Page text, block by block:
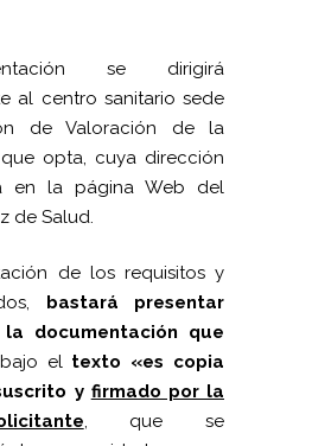
se dirigirá
al centro sanitario sede
de Valoración de la
opta, cuya dirección
en la página Web del
de Salud.
de los requisitos y
bastará presentar
documentación que
bajo el texto «es copia
y firmado por la
, que se